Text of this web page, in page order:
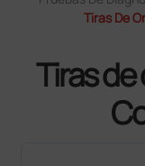
Tiras De
Tiras de